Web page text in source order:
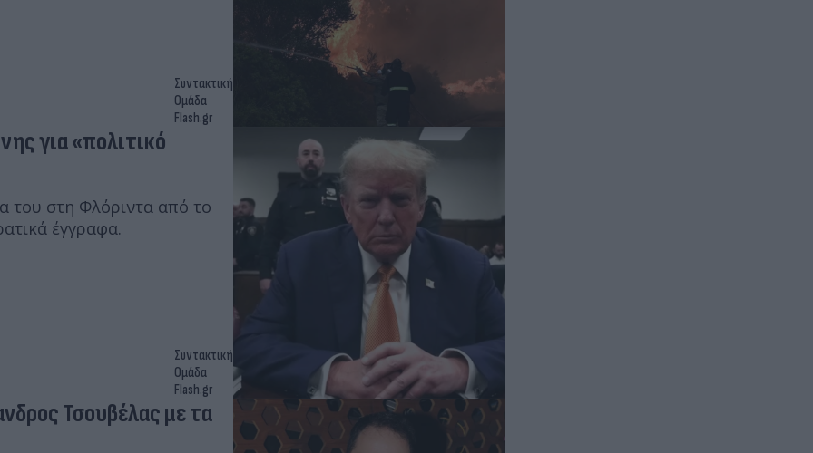
Συντακτική
Ομάδα
Flash.gr
για «πολιτικό
του στη Φλόριντα από το
έγγραφα.
Συντακτική
Ομάδα
Flash.gr
Τσουβέλας με τα